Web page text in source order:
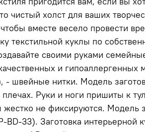
провести время за увлекательным
вкусу. Готовая кукла станет
своими руками
пришиты к туловищу. Голова
в двух размерах: - 24 см (артикул